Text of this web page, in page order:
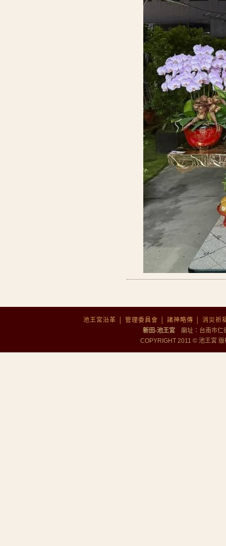
池王宮沿革 管理委員會 諸神略傳
消災祈
新田-池王宮 廟址：台南市仁
COPYRIGHT 2011 © 池王宮